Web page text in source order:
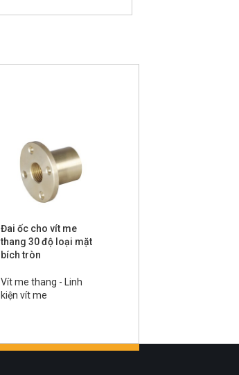
Đai ốc cho vít me
thang 30 độ loại mặt
bích tròn
Vít me thang - Linh
kiện vít me